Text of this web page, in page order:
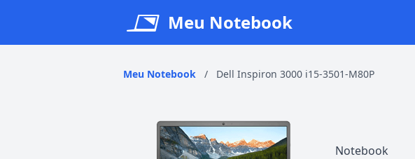
Meu Notebook
Meu Notebook / Dell Inspiron 3000 i15-3501-M80P
Notebook